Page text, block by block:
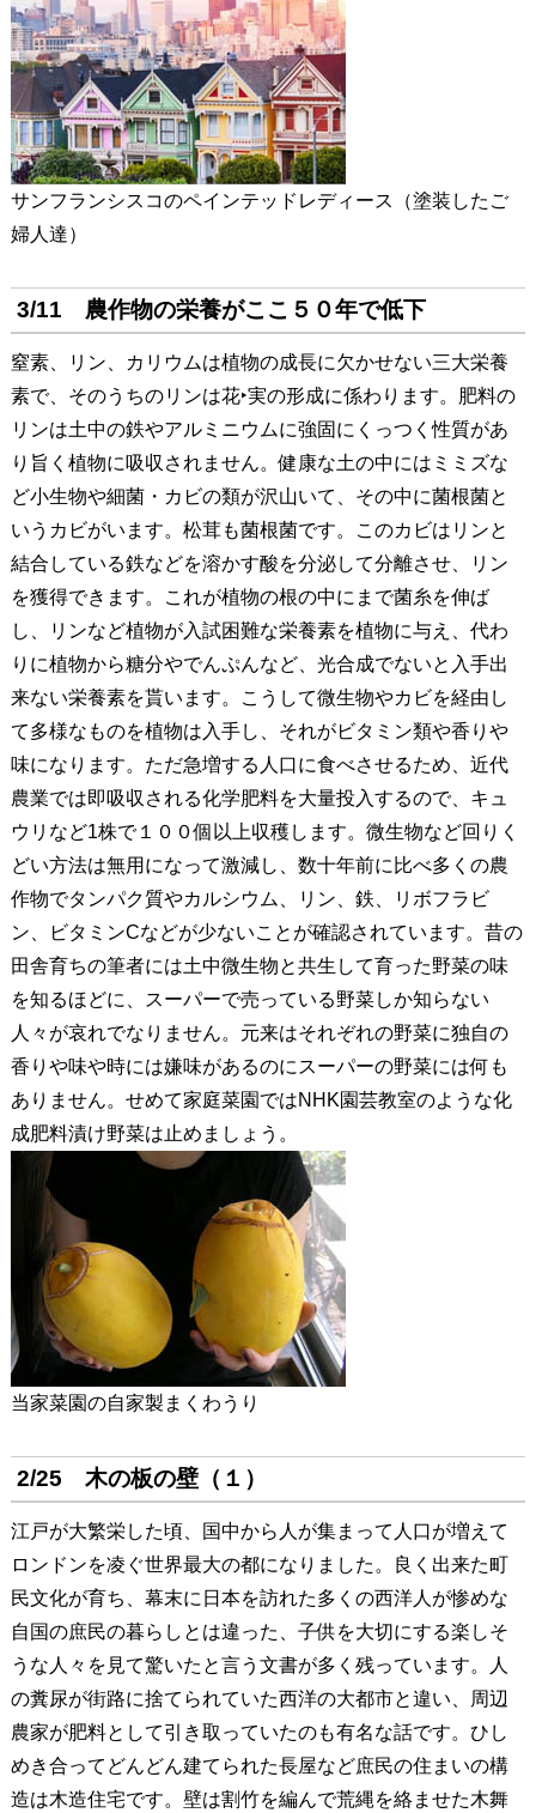
サンフランシスコのペインテッドレディース（塗装したご
婦人達）
3/11 農作物の栄養がここ５０年で低下
窒素、リン、カリウムは植物の成長に欠かせない三大栄養
素で、そのうちのリンは花‣実の形成に係わります。肥料の
リンは土中の鉄やアルミニウムに強固にくっつく性質があ
り旨く植物に吸収されません。健康な土の中にはミミズな
ど小生物や細菌・カビの類が沢山いて、その中に菌根菌と
いうカビがいます。松茸も菌根菌です。このカビはリンと
結合している鉄などを溶かす酸を分泌して分離させ、リン
を獲得できます。これが植物の根の中にまで菌糸を伸ば
し、リンなど植物が入試困難な栄養素を植物に与え、代わ
りに植物から糖分やでんぷんなど、光合成でないと入手出
来ない栄養素を貰います。こうして微生物やカビを経由し
て多様なものを植物は入手し、それがビタミン類や香りや
味になります。ただ急増する人口に食べさせるため、近代
農業では即吸収される化学肥料を大量投入するので、キュ
ウリなど1株で１００個以上収穫します。微生物など回りく
どい方法は無用になって激減し、数十年前に比べ多くの農
作物でタンパク質やカルシウム、リン、鉄、リボフラビ
ン、ビタミンCなどが少ないことが確認されています。昔の
田舎育ちの筆者には土中微生物と共生して育った野菜の味
を知るほどに、スーパーで売っている野菜しか知らない
人々が哀れでなりません。元来はそれぞれの野菜に独自の
香りや味や時には嫌味があるのにスーパーの野菜には何も
ありません。せめて家庭菜園ではNHK園芸教室のような化
成肥料漬け野菜は止めましょう。
当家菜園の自家製まくわうり
2/25 木の板の壁（１）
江戸が大繁栄した頃、国中から人が集まって人口が増えて
ロンドンを凌ぐ世界最大の都になりました。良く出来た町
民文化が育ち、幕末に日本を訪れた多くの西洋人が惨めな
自国の庶民の暮らしとは違った、子供を大切にする楽しそ
うな人々を見て驚いたと言う文書が多く残っています。人
の糞尿が街路に捨てられていた西洋の大都市と違い、周辺
農家が肥料として引き取っていたのも有名な話です。ひし
めき合ってどんどん建てられた長屋など庶民の住まいの構
造は木造住宅です。壁は割竹を編んで荒縄を絡ませた木舞